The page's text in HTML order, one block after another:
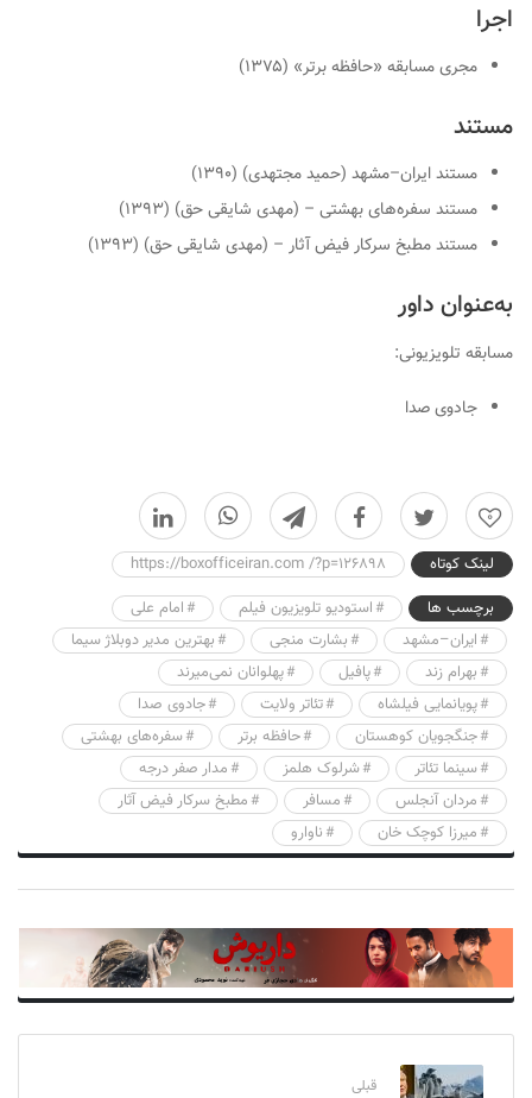
اجرا
مجری مسابقه «حافظه برتر» (۱۳۷۵)
مستند
مستند ایران–مشهد (حمید مجتهدی) (۱۳۹۰)
مستند سفره‌های بهشتی – (مهدی شایقی حق) (۱۳۹۳)
مستند مطبخ سرکار فیض آثار – (مهدی شایقی حق) (۱۳۹۳)
به‌عنوان داور
مسابقه تلویزیونی:
جادوی صدا
0
لینک کوتاه
https://boxofficeiran.com /?p=126898
برچسب ها
استودیو تلویزیون فیلم
امام علی
ایران–مشهد
بشارت منجی
بهترین مدیر دوبلاژ سیما
بهرام زند
پافیل
پهلوانان نمی‌میرند
پویانمایی فیلشاه
تئاتر ولایت
جادوی صدا
جنگجویان کوهستان
حافظه برتر
سفره‌های بهشتی
سینما تئاتر
شرلوک هلمز
مدار صفر درجه
مردان آنجلس
مسافر
مطبخ سرکار فیض آثار
میرزا کوچک خان
ناوارو
قبلی